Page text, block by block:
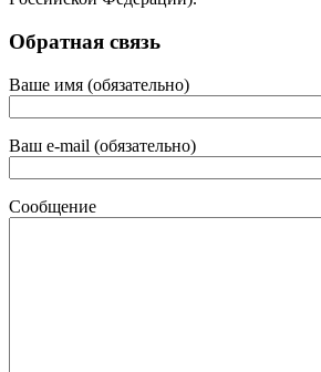
Обратная связь
Ваше имя (обязательно)
Ваш e-mail (обязательно)
Сообщение